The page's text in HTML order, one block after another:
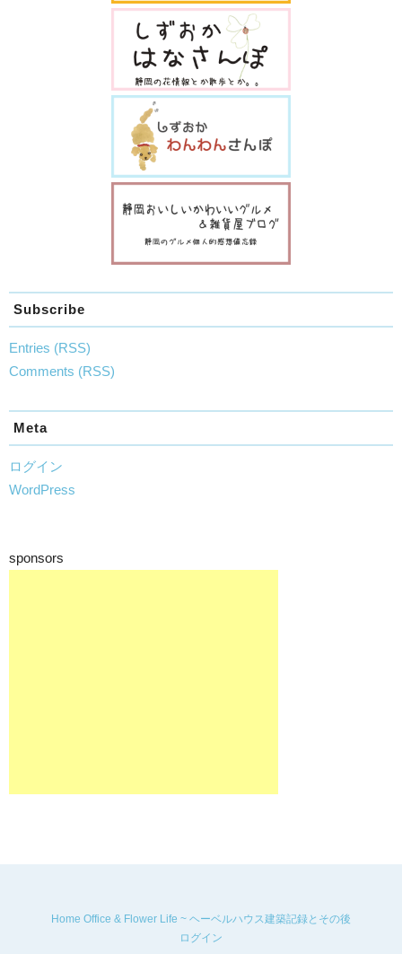
Subscribe
Entries (RSS)
Comments (RSS)
Meta
ログイン
WordPress
sponsors
Home Office & Flower Life ~ ヘーベルハウス建築記録とその後
ログイン